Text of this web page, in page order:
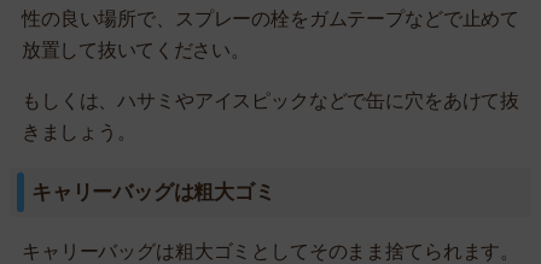
性の良い場所で、スプレーの栓をガムテープなどで止めて
放置して抜いてください。
もしくは、ハサミやアイスピックなどで缶に穴をあけて抜
きましょう。
キャリーバッグは粗大ゴミ
キャリーバッグは粗大ゴミとしてそのまま捨てられます。